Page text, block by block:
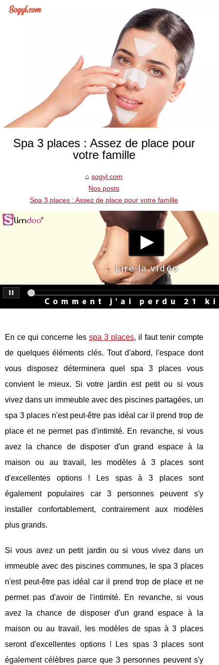
Spa 3 places : Assez de place pour
votre famille
sogyl.com
Nos posts
Spa 3 places : Assez de place pour votre famille
En ce qui concerne les spa 3 places, il faut tenir compte
de quelques éléments clés. Tout d'abord, l'espace dont
vous disposez déterminera quel spa 3 places vous
convient le mieux. Si votre jardin est petit ou si vous
vivez dans un immeuble avec des piscines partagées, un
spa 3 places n'est peut-être pas idéal car il prend trop de
place et ne permet pas d'intimité. En revanche, si vous
avez la chance de disposer d'un grand espace à la
maison ou au travail, les modèles à 3 places sont
d'excellentes options ! Les spas à 3 places sont
également populaires car 3 personnes peuvent s'y
installer confortablement, contrairement aux modèles
plus grands.
Si vous avez un petit jardin ou si vous vivez dans un
immeuble avec des piscines communes, le spa 3 places
n'est peut-être pas idéal car il prend trop de place et ne
permet pas d'avoir de l'intimité. En revanche, si vous
avez la chance de disposer d'un grand espace à la
maison ou au travail, les modèles de spas à 3 places
seront d'excellentes options ! Les spas 3 places sont
également célèbres parce que 3 personnes peuvent s'y